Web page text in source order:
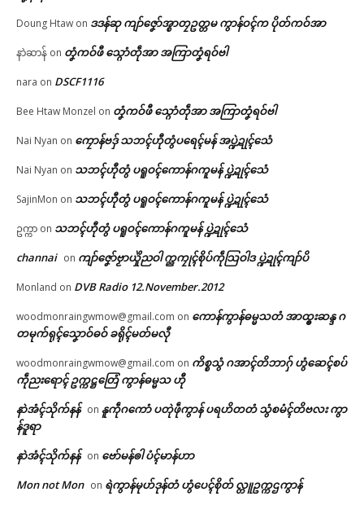
May 27, 2026
In "ပရိုၚ်"
Doung Htaw on ဒဒန်ဆု ကျာ်ဇၞော်အ္စာတၠဥတ္တမ ကွာန်ဝၚ်က ပိုတ်ကဝ်အာ
နာဲဆာန် on တၞံကဝ်ဖီ သ္ဂောံတဵုအာ အကြာတၞံရဝ်ဗါ
nara on DSCF1116
Bee Htaw Monzel on တၞံကဝ်ဖီ သ္ဂောံတဵုအာ အကြာတၞံရဝ်ဗါ
Nai Nyan on ကၠောန်ဗဒှ် သဘၚ်ဟီုတွံပရေၚ်မန် အပ္ဍဲဍုၚ်သေံ
Nai Nyan on သဘၚ်ဟီုတွံ ပရူဝၚ်ကောန်ဂကူမန် ပ္ဍဲဍုၚ်သေံ
SajinMon on သဘၚ်ဟီုတွံ ပရူဝၚ်ကောန်ဂကူမန် ပ္ဍဲဍုၚ်သေံ
ဥက္ကာ on သဘၚ်ဟီုတွံ ပရူဝၚ်ကောန်ဂကူမန် ပ္ဍဲဍုၚ်သေံ
channai on ကျာ်ဇၞော်ဗၟာယှိုဲညဝါ က္ညကၠုၚ်စိုပ်ကဵုသြဝါဒ ပ္ဍဲဍုၚ်ကျာ်ပိ
Monland on DVB Radio 12.November.2012
woodmonraingwmow@gmail.com on ကောန်ကွာန်ဓမ္မသတံ အာထ္ၜးဆန္ဒ ဂ
တမုက်ရုၚ်သၞောဝ်ဓဝ် ခရိုၚ်မတ်မလီု
woodmonraingwmow@gmail.com on ကိစ္စသွံ ဂအာၚ်တိဘာဂှ် ဟွံဆေၚ်စပ်
ကဵုညးရောၚ် ဥက္ကဋ္ဌတြေံ ကွာန်ဓမ္မသ ဟီု
နာဲအံၚ်သိုက်နန် on နူကဵုဂကောံ ပတုဲဖဵုကွာန် ပရဟိတတံ သွံစမံၚ်တိဗလး ကွာ
န်ဒူရာ
နာဲအံၚ်သိုက်နန် on ဗော်မန်ၜါ ပံၚ်မာန်ဟာ
Mon not Mon on ရဲကွာန်မုဟ်ဒုန်တံ ဟွံပေၚ်စိုတ် လ္တူဥက္ကဌကွာန်